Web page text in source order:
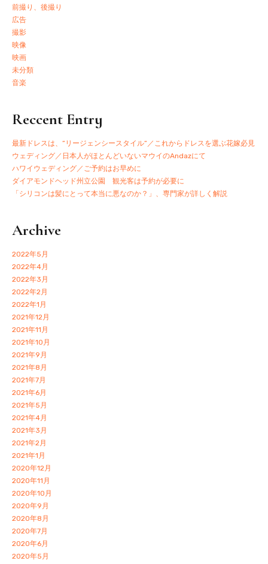
前撮り、後撮り
広告
撮影
映像
映画
未分類
音楽
Reccent Entry
最新ドレスは、”リージェンシースタイル”／これからドレスを選ぶ花嫁必見
ウェディング／日本人がほとんどいないマウイのAndazにて
ハワイウェディング／ご予約はお早めに
ダイアモンドヘッド州立公園 観光客は予約が必要に
「シリコンは髪にとって本当に悪なのか？」、専門家が詳しく解説
Archive
2022年5月
2022年4月
2022年3月
2022年2月
2022年1月
2021年12月
2021年11月
2021年10月
2021年9月
2021年8月
2021年7月
2021年6月
2021年5月
2021年4月
2021年3月
2021年2月
2021年1月
2020年12月
2020年11月
2020年10月
2020年9月
2020年8月
2020年7月
2020年6月
2020年5月